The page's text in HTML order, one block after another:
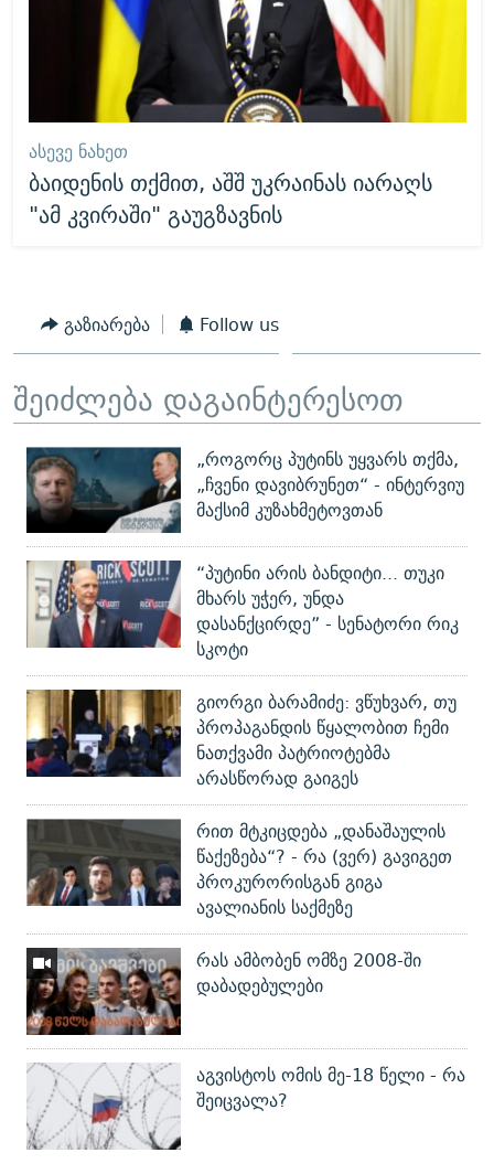
ᲐᲡᲔᲕᲔ ᲜᲐᲮᲔᲗ
ბაიდენის თქმით, აშშ უკრაინას იარაღს
"ამ კვირაში" გაუგზავნის
გაზიარება Follow us
შეიძლება დაგაინტერესოთ
„როგორც პუტინს უყვარს თქმა,
„ჩვენი დავიბრუნეთ“ - ინტერვიუ
მაქსიმ კუზახმეტოვთან
“პუტინი არის ბანდიტი... თუკი
მხარს უჭერ, უნდა
დასანქცირდე” - სენატორი რიკ
სკოტი
გიორგი ბარამიძე: ვწუხვარ, თუ
პროპაგანდის წყალობით ჩემი
ნათქვამი პატრიოტებმა
არასწორად გაიგეს
რით მტკიცდება „დანაშაულის
წაქეზება“? - რა (ვერ) გავიგეთ
პროკურორისგან გიგა
ავალიანის საქმეზე
რას ამბობენ ომზე 2008-ში
დაბადებულები
აგვისტოს ომის მე-18 წელი - რა
შეიცვალა?